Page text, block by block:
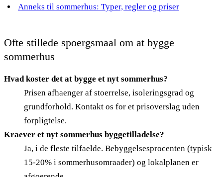
Anneks til sommerhus: Typer, regler og priser
Ofte stillede spoergsmaal om at bygge
sommerhus
Hvad koster det at bygge et nyt sommerhus?
Prisen afhaenger af stoerrelse, isoleringsgrad og
grundforhold. Kontakt os for et prisoverslag uden
forpligtelse.
Kraever et nyt sommerhus byggetilladelse?
Ja, i de fleste tilfaelde. Bebyggelsesprocenten (typisk
15-20% i sommerhusomraader) og lokalplanen er